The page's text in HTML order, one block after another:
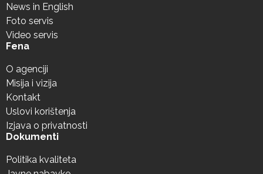
News in English
Foto servis
Video servis
Fena
O agenciji
Misija i vizija
Kontakt
Uslovi korištenja
Izjava o privatnosti
Dokumenti
Politika kvaliteta